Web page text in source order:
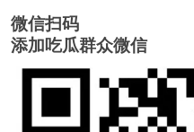
微信扫码
添加吃瓜群众微信